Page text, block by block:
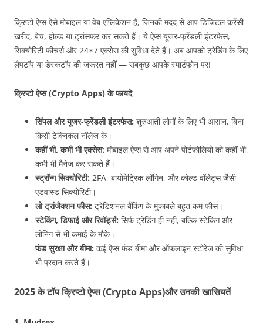
क्रिप्टो ऐप्स ऐसे मोबाइल या वेब एप्लिकेशन हैं, जिनकी मदद से आप डिजिटल करेंसी
खरीद, बेच, होल्ड या ट्रांसफर कर सकते हैं। ये ऐप्स यूजर-फ्रेंडली इंटरफेस,
सिक्योरिटी फीचर्स और 24×7 एक्सेस की सुविधा देते हैं। अब आपको ट्रेडिंग के लिए
लैपटॉप या डेस्कटॉप की जरूरत नहीं — सबकुछ आपके स्मार्टफोन पर!
क्रिप्टो ऐप्स (Crypto Apps) के फायदे
सिंपल और यूजर-फ्रेंडली इंटरफेस: शुरुआती लोगों के लिए भी आसान, बिना
किसी टेक्निकल नॉलेज के।
कहीं भी, कभी भी एक्सेस: मोबाइल ऐप्स से आप अपने पोर्टफोलियो को कहीं भी,
कभी भी मैनेज कर सकते हैं।
स्ट्रॉन्ग सिक्योरिटी: 2FA, बायोमेट्रिक लॉगिन, और कोल्ड वॉलेट्स जैसी
एडवांस्ड सिक्योरिटी।
लो ट्रांजैक्शन फीस: ट्रेडिशनल बैंकिंग के मुकाबले बहुत कम फीस।
स्टेकिंग, डिफाई और रिवॉर्ड्स: सिर्फ ट्रेडिंग ही नहीं, बल्कि स्टेकिंग और
लोनिंग से भी कमाई के मौके।
फंड सुरक्षा और बीमा: कई ऐप्स फंड बीमा और ऑफलाइन स्टोरेज की सुविधा
भी प्रदान करते हैं।
2025 के टॉप क्रिप्टो ऐप्स (Crypto Apps)और उनकी खासियतें